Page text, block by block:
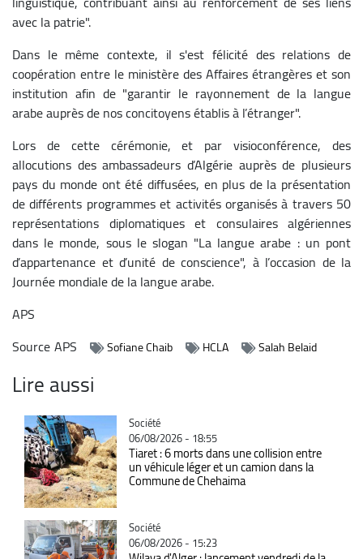
avec la patrie".
Dans le même contexte, il s'est félicité des relations de
coopération entre le ministère des Affaires étrangères et son
institution afin de "garantir le rayonnement de la langue
arabe auprès de nos concitoyens établis à l’étranger".
Lors de cette cérémonie, et par visioconférence, des
allocutions des ambassadeurs d’Algérie auprès de plusieurs
pays du monde ont été diffusées, en plus de la présentation
de différents programmes et activités organisés à travers 50
représentations diplomatiques et consulaires algériennes
dans le monde, sous le slogan "La langue arabe : un pont
d’appartenance et d’unité de conscience", à l’occasion de la
Journée mondiale de la langue arabe.
APS
SourceAPS Sofiane Chaib HCLA Salah Belaid
Lire aussi
Catégorie
Société
06/08/2026 - 18:55
Tiaret : 6 morts dans une collision entre
un véhicule léger et un camion dans la
Commune de Chehaima
Catégorie
Société
06/08/2026 - 15:23